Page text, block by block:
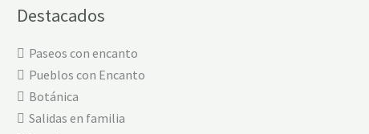
Destacados
Paseos con encanto
Pueblos con Encanto
Botánica
Salidas en familia